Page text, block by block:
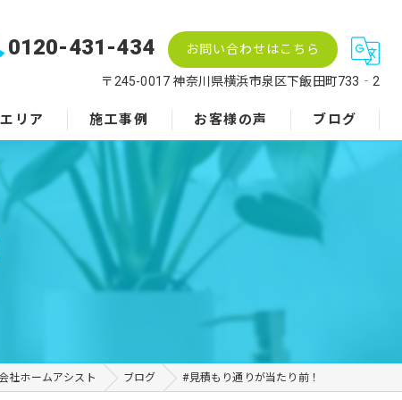
0120-431-434 お問い合わせはこちら
〒245-0017 神奈川県横浜市泉区下飯田町733‐2
リア 施工事例 お客様の声 ブログ
社ホームアシスト ブログ #見積もり通りが当たり前！